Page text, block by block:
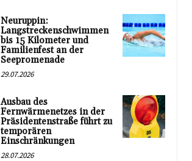
Neuruppin:
Langstreckenschwimmen
bis 15 Kilometer und
Familienfest an der
Seepromenade
29.07.2026
Ausbau des
Fernwärmenetzes in der
Präsidentenstraße führt zu
temporären
Einschränkungen
28.07.2026